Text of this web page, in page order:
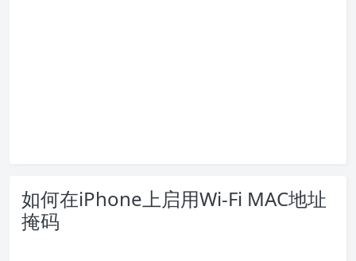
如何在iPhone上启用Wi-Fi MAC地址
掩码